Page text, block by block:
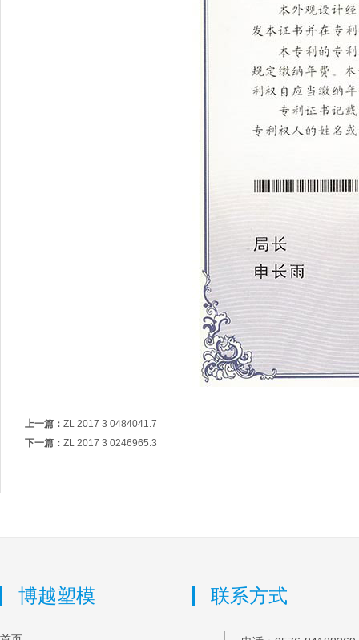
上一篇： ZL 2017 3 0484041.7
下一篇： ZL 2017 3 0246965.3
博越塑模 联系方式